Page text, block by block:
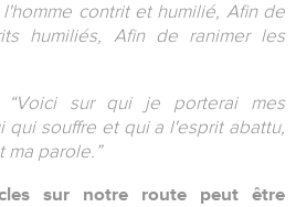
contrit et humilié, Afin de
humiliés, Afin de ranimer les
“Voici sur qui je porterai mes
qui souffre et qui a l'esprit abattu,
ma parole.”
sur notre route peut être